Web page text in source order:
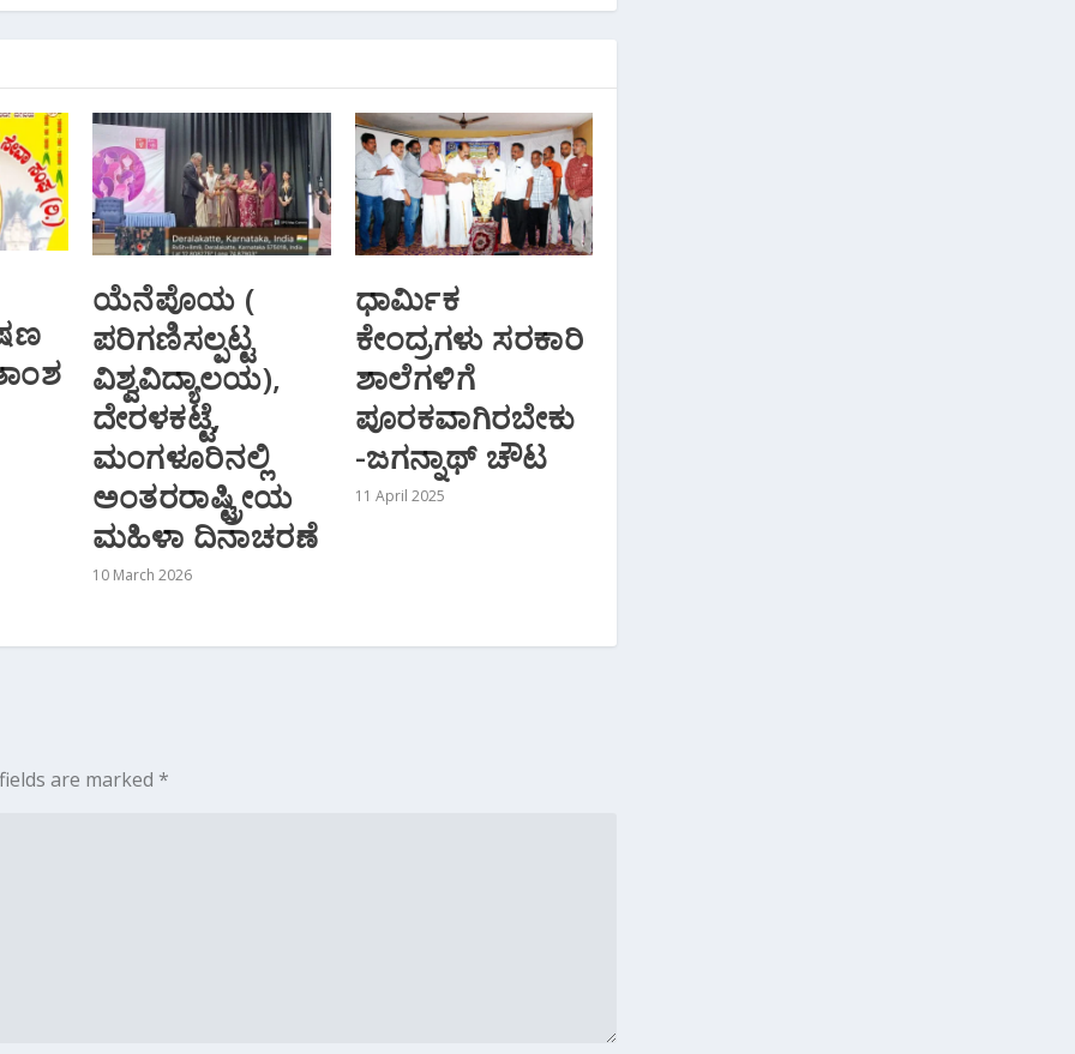
ಯೆನೆಪೊಯ (
ಪರಿಗಣಿಸಲ್ಪಟ್ಟ
ವಿಶ್ವವಿದ್ಯಾಲಯ),
ದೇರಳಕಟ್ಟೆ,
ಮಂಗಳೂರಿನಲ್ಲಿ
ಅಂತರರಾಷ್ಟ್ರೀಯ
ಮಹಿಳಾ ದಿನಾಚರಣೆ
10 March 2026
ಧಾರ್ಮಿಕ
ಕೇಂದ್ರಗಳು ಸರಕಾರಿ
ಶಾಲೆಗಳಿಗೆ
ಪೂರಕವಾಗಿರಬೇಕು
-ಜಗನ್ನಾಥ್ ಚೌಟ
11 April 2025
are marked *